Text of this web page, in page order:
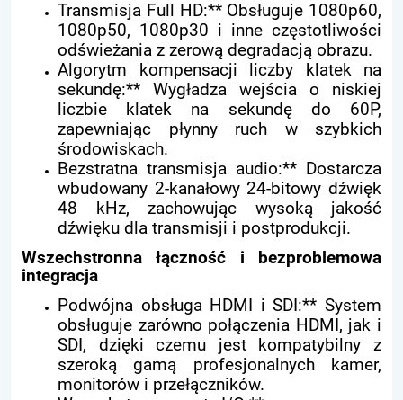
Transmisja Full HD:** Obsługuje 1080p60,
1080p50, 1080p30 i inne częstotliwości
odświeżania z zerową degradacją obrazu.
Algorytm kompensacji liczby klatek na
sekundę:** Wygładza wejścia o niskiej
liczbie klatek na sekundę do 60P,
zapewniając płynny ruch w szybkich
środowiskach.
Bezstratna transmisja audio:** Dostarcza
wbudowany 2-kanałowy 24-bitowy dźwięk
48 kHz, zachowując wysoką jakość
dźwięku dla transmisji i postprodukcji.
Wszechstronna łączność i bezproblemowa
integracja
Podwójna obsługa HDMI i SDI:** System
obsługuje zarówno połączenia HDMI, jak i
SDI, dzięki czemu jest kompatybilny z
szeroką gamą profesjonalnych kamer,
monitorów i przełączników.